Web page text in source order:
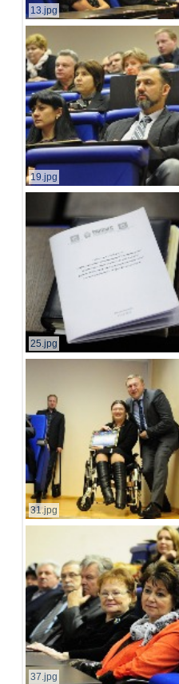
13.jpg
19.jpg
25.jpg
31.jpg
37.jpg